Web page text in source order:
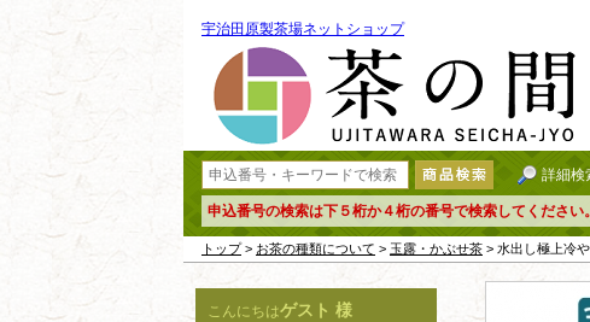
宇治田原製茶場ネットショップ
詳細検
申込番号の検索は下５桁か４桁の番号で検索してください。
トップ> お茶の種類について > 玉露・かぶせ茶 > 水出し極上冷
こんにちはゲスト 様